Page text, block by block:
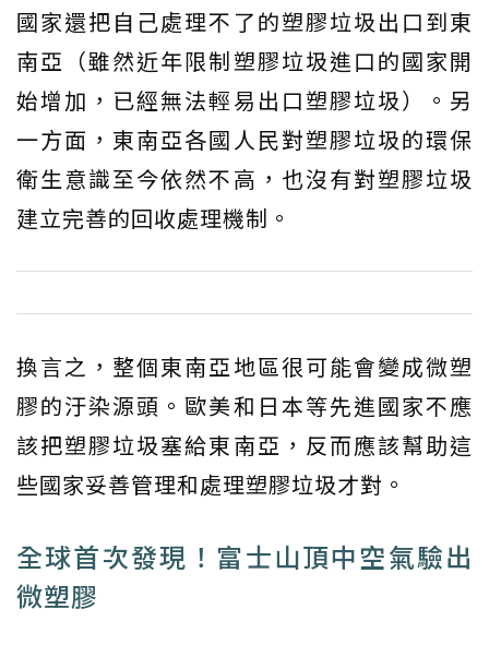
國家還把自己處理不了的塑膠垃圾出口到東
南亞（雖然近年限制塑膠垃圾進口的國家開
始增加，已經無法輕易出口塑膠垃圾）。另
一方面，東南亞各國人民對塑膠垃圾的環保
衛生意識至今依然不高，也沒有對塑膠垃圾
建立完善的回收處理機制。
換言之，整個東南亞地區很可能會變成微塑
膠的汙染源頭。歐美和日本等先進國家不應
該把塑膠垃圾塞給東南亞，反而應該幫助這
些國家妥善管理和處理塑膠垃圾才對。
全球首次發現！富士山頂中空氣驗出
微塑膠